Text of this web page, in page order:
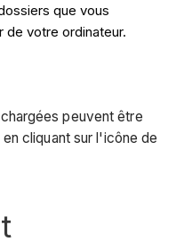
que vous
de votre ordinateur.
peuvent être
cliquant sur l'icône de